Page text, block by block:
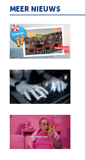
MEER NIEUWS